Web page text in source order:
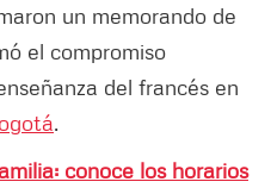
un memorando de
el compromiso
del francés en
.
conoce los horarios